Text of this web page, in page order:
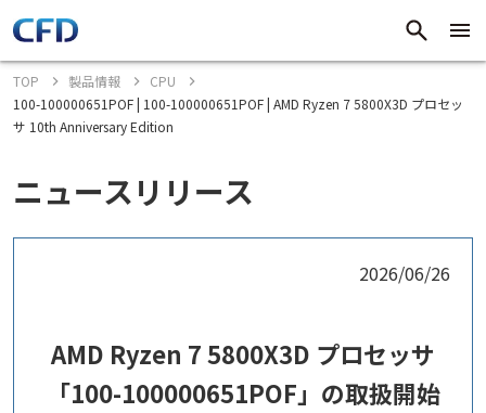
TOP 製品情報
CPU
100-100000651POF | 100-100000651POF | AMD Ryzen 7 5800X3D プロセッ
サ 10th Anniversary Edition
ニュースリリース
2026/06/26
AMD Ryzen 7 5800X3D プロセッサ
「100-100000651POF」の取扱開始